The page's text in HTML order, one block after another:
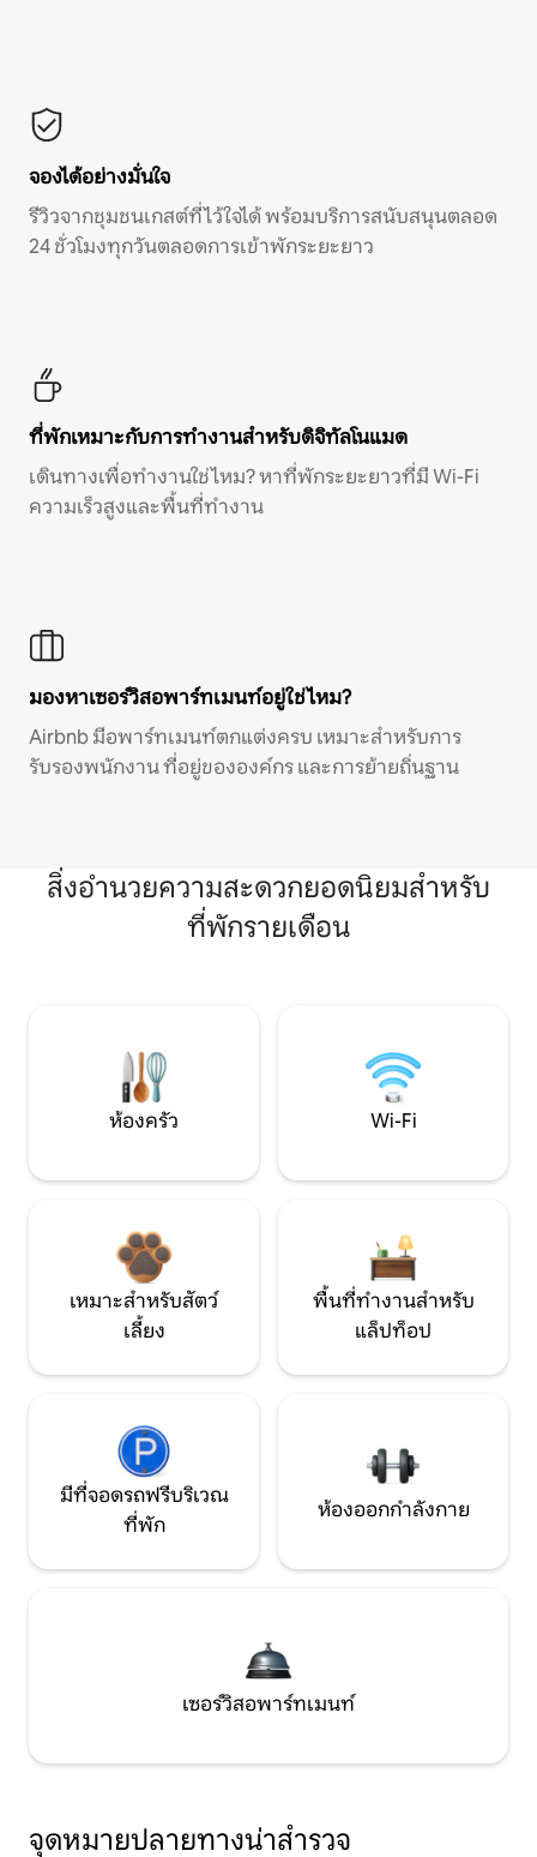
จองได้อย่างมั่นใจ
รีวิวจากชุมชนเกสต์ที่ไว้ใจได้ พร้อมบริการสนับสนุนตลอด
24 ชั่วโมงทุกวันตลอดการเข้าพักระยะยาว
ที่พักเหมาะกับการทำงานสำหรับดิจิทัลโนแมด
เดินทางเพื่อทำงานใช่ไหม? หาที่พักระยะยาวที่มี Wi-Fi
ความเร็วสูงและพื้นที่ทำงาน
มองหาเซอร์วิสอพาร์ทเมนท์อยู่ใช่ไหม?
Airbnb มีอพาร์ทเมนท์ตกแต่งครบ เหมาะสำหรับการ
รับรองพนักงาน ที่อยู่ขององค์กร และการย้ายถิ่นฐาน
สิ่งอำนวยความสะดวกยอดนิยมสำหรับ
ที่พักรายเดือน
ห้องครัว Wi-Fi
เหมาะสำหรับสัตว์
เลี้ยง
พื้นที่ทำงานสำหรับ
แล็ปท็อป
มีที่จอดรถฟรีบริเวณ
ที่พัก
ห้องออกกำลังกาย
เซอร์วิสอพาร์ทเมนท์
จุดหมายปลายทางน่าสำรวจ